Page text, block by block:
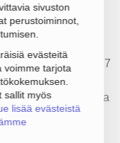
sivuston
perustoiminnot,
evästeitä
voimme tarjota
sallit myös
lisää evästeistä
liikevaihto on 10.7
22. Sen
1978 ja
(OP).